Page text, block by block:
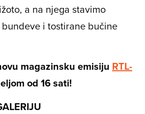
a na njega stavimo
i tostirane bučine
magazinsku emisiju RTL-
od 16 sati!